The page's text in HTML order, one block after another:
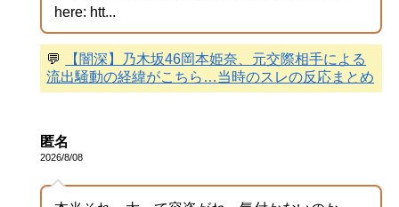
here: htt...
💬
【闇深】乃木坂46岡本姫奈、元交際相手による
流出騒動の経緯がこちら…当時のスレの反応まとめ
匿名
2026/8/08